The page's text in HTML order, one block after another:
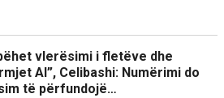
vlerësimi i fletëve dhe
AI”, Celibashi: Numërimi do
të përfundojë…